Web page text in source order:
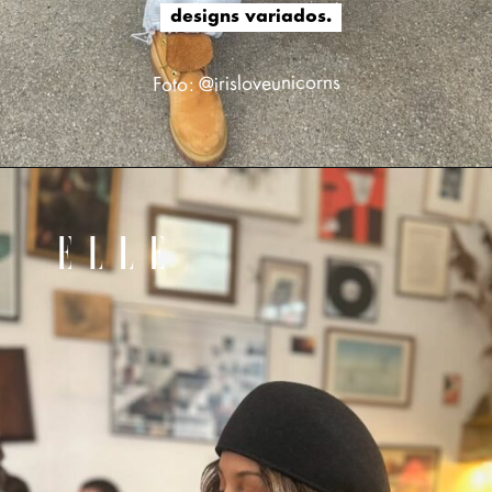
designs variados.
designs variados.
Foto: @irisloveunicorns